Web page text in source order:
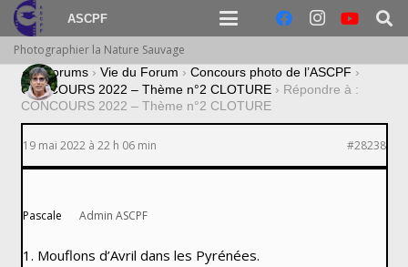
ASCPF
Photographier la Nature Sauvage
› Forums › Vie du Forum › Concours photo de l’ASCPF ›
CONCOURS 2022 – Thème n°2 CLOTURE › Répondre à :
CONCOURS 2022 – Thème n°2 CLOTURE
19 mai 2022 à 22 h 06 min #28238
Pascale Admin ASCPF
1. Mouflons d’Avril dans les Pyrénées.